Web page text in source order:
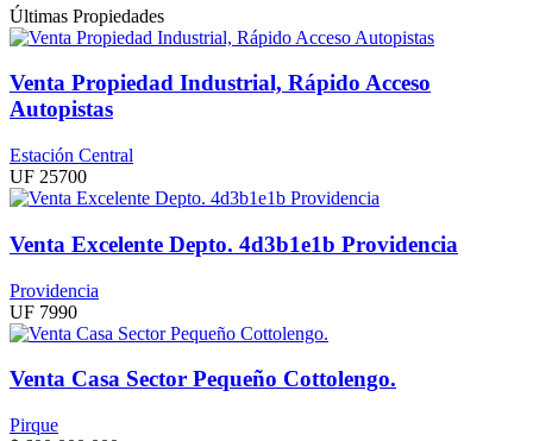
Últimas Propiedades
Venta Propiedad Industrial, Rápido Acceso
Autopistas
Estación Central
UF 25700
Venta Excelente Depto. 4d3b1e1b Providencia
Providencia
UF 7990
Venta Casa Sector Pequeño Cottolengo.
Pirque